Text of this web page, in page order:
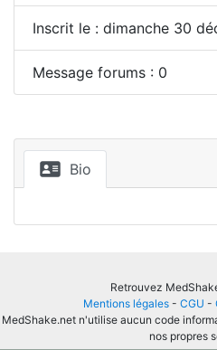
Inscrit le : dimanche 30
Message forums : 0
Bio
Retrouvez
Mentions légales - CGU -
MedShake.net n'utilise aucun code
nos propres